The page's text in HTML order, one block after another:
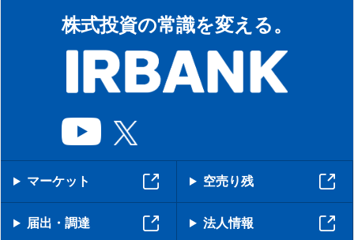
株式投資の常識を変える。
マーケット 空売り残
届出・調達 法人情報